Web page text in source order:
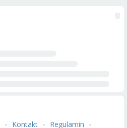
Kontakt Regulamin